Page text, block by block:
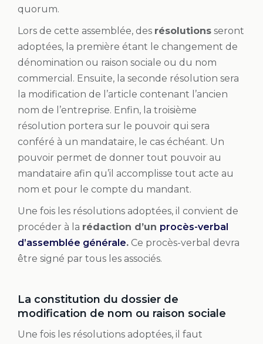
quorum.
Lors de cette assemblée, des résolutions seront
adoptées, la première étant le changement de
dénomination ou raison sociale ou du nom
commercial. Ensuite, la seconde résolution sera
la modification de l’article contenant l’ancien
nom de l’entreprise. Enfin, la troisième
résolution portera sur le pouvoir qui sera
conféré à un mandataire, le cas échéant. Un
pouvoir permet de donner tout pouvoir au
mandataire afin qu’il accomplisse tout acte au
nom et pour le compte du mandant.
Une fois les résolutions adoptées, il convient de
procéder à la rédaction d’un procès-verbal
d’assemblée générale. Ce procès-verbal devra
être signé par tous les associés.
La constitution du dossier de
modification de nom ou raison sociale
Une fois les résolutions adoptées, il faut